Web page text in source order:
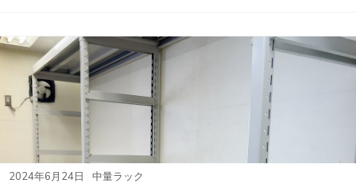
2024年6月24日 中量ラック